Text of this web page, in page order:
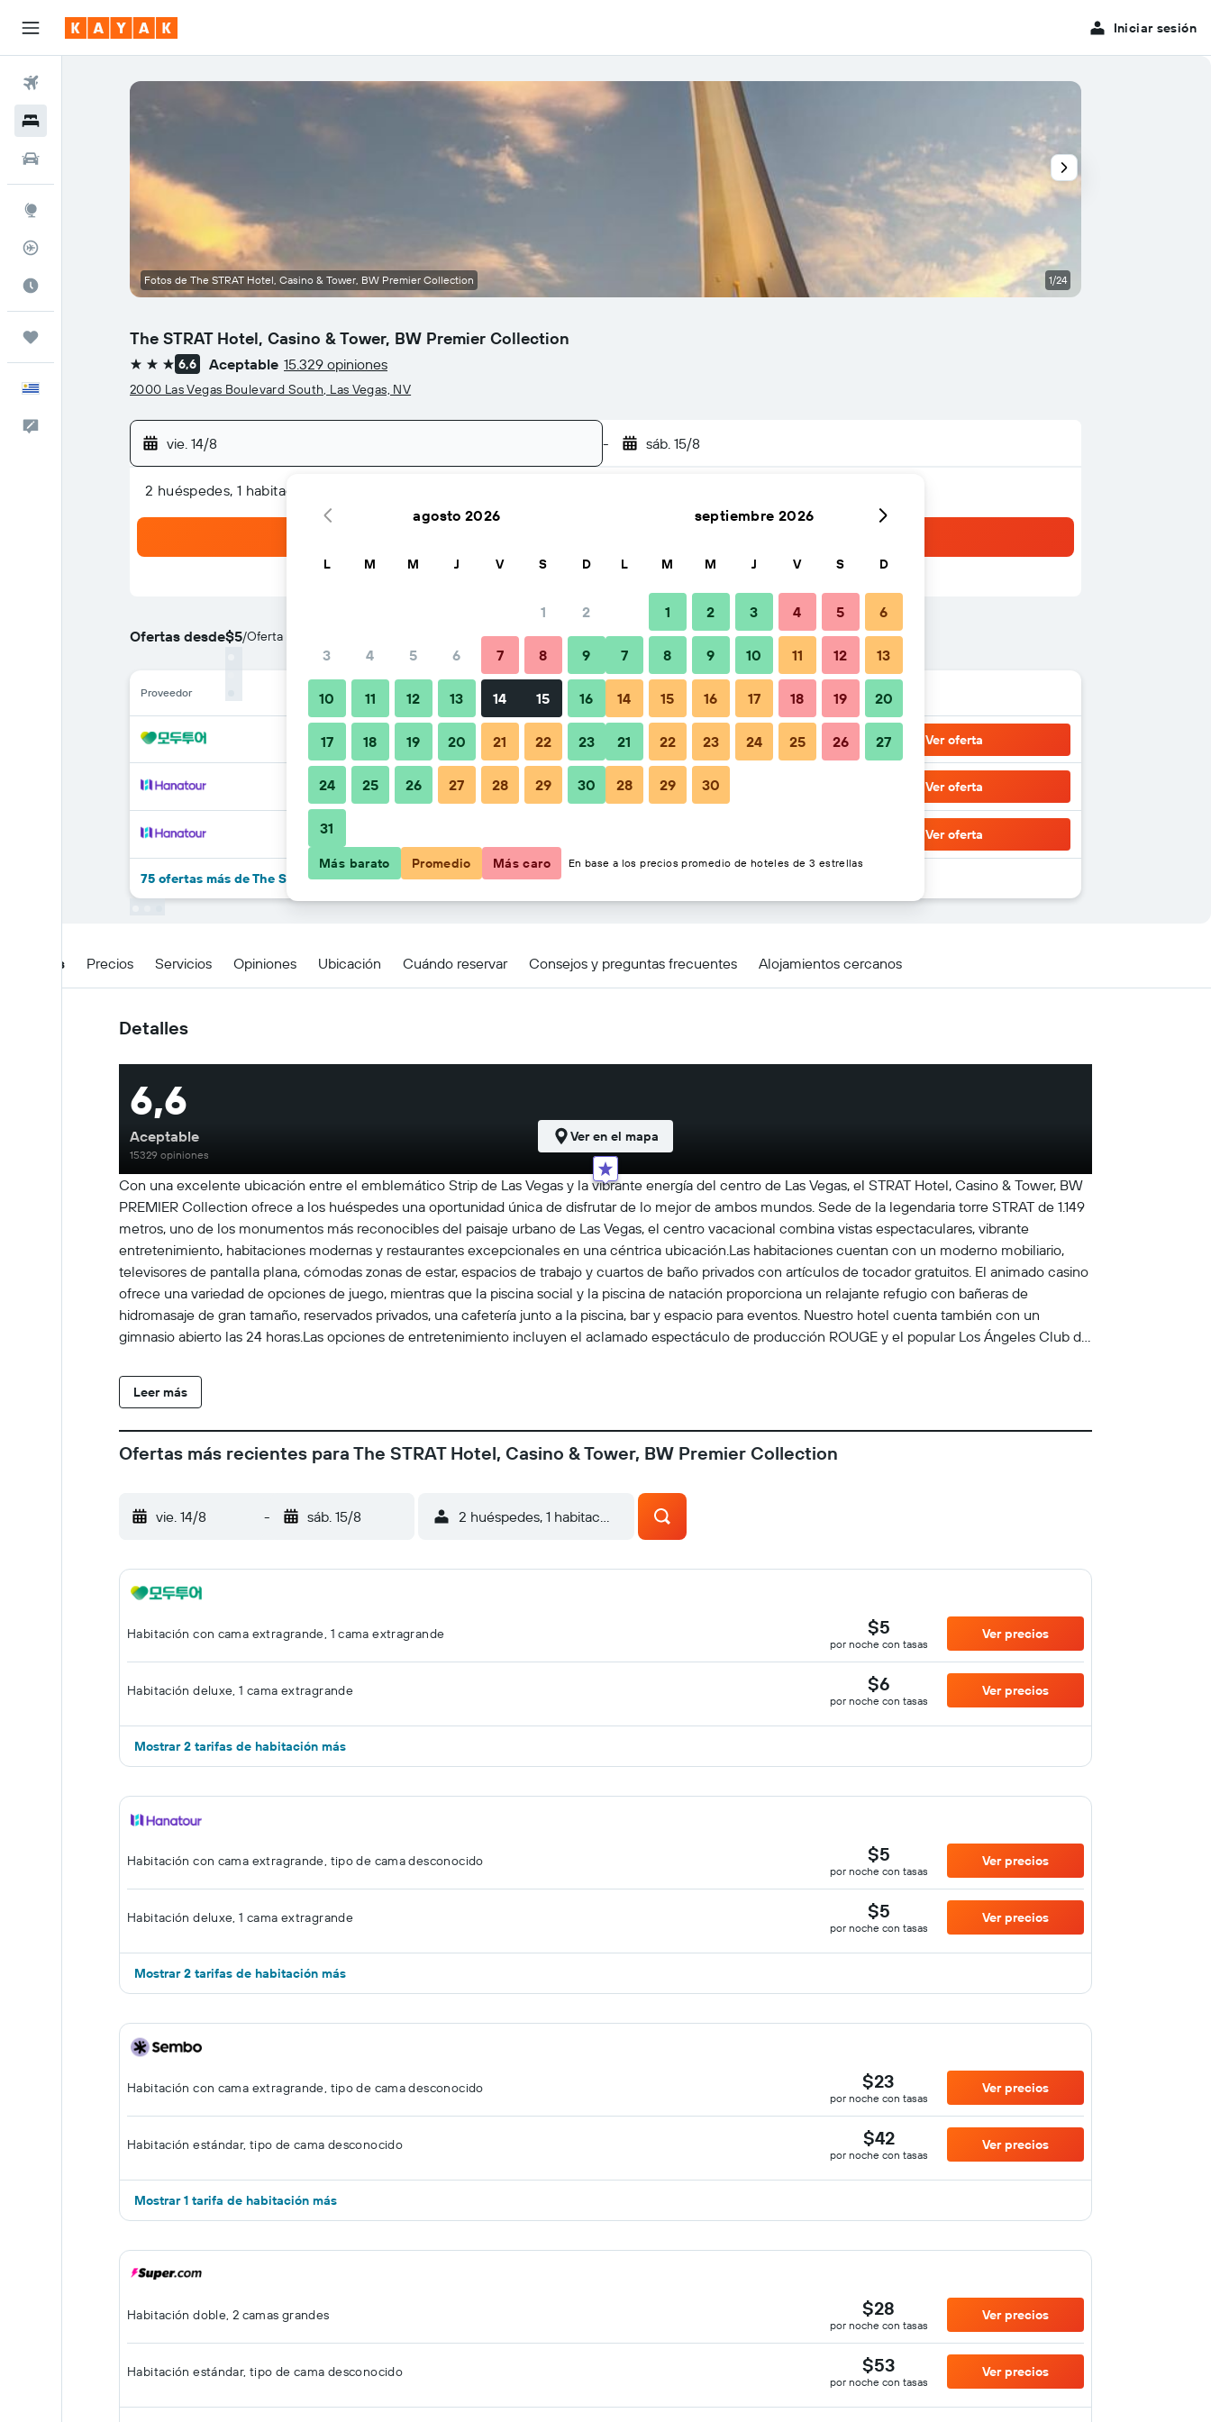
Iniciar sesión
Comentarios
The STRAT Hotel, Casino & Tower, BW Premier Collection
3 estrellas
6,6 Aceptable 15.329 opiniones
2000 Las Vegas Boulevard South, Las Vegas, NV
vie. 14/8 - sáb. 15/8
2 huéspedes, 1 habitación
Ofertas desde$5/Oferta más barata de precio por noche
Proveedor Total noche
$5 Ver oferta
$5 Ver oferta
Ver oferta
75 ofertas más de The STRAT Hotel, Casino & Tower, BW Premier Collection
Fotos de The STRAT Hotel, Casino & Tower, BW Premier Collection 1/24
Detalles Precios Servicios Opiniones Ubicación Cuándo reservar Consejos y preguntas frecuentes Alojamientos cercanos
Detalles
Con una excelente ubicación entre el emblemático Strip de Las Vegas y la vibrante energía del centro de Las Vegas, el STRAT Hotel, Casino & Tower, BW
PREMIER Collection ofrece a los huéspedes una oportunidad única de disfrutar de lo mejor de ambos mundos. Sede de la legendaria torre STRAT de 1.149
metros, uno de los monumentos más reconocibles del paisaje urbano de Las Vegas, el centro vacacional combina vistas espectaculares, vibrante
entretenimiento, habitaciones modernas y restaurantes excepcionales en una céntrica ubicación.Las habitaciones cuentan con un moderno mobiliario,
televisores de pantalla plana, cómodas zonas de estar, espacios de trabajo y cuartos de baño privados con artículos de tocador gratuitos. El animado casino
ofrece una variedad de opciones de juego, mientras que la piscina social y la piscina de natación proporciona un relajante refugio con bañeras de
hidromasaje de gran tamaño, reservados privados, una cafetería junto a la piscina, bar y espacio para eventos. Nuestro hotel cuenta también con un
gimnasio abierto las 24 horas.Las opciones de entretenimiento incluyen el aclamado espectáculo de producción ROUGE y el popular Los Ángeles Club de
vistas. Si desea disfrutar de una experiencia verdaderamente inolvidable, el Restaurante Top of the World, situado a más de 800 metros sobre la ciudad,
sirve una cocina excepcional al tiempo que completa una rotación de 360 grados que muestra impresionantes vistas del valle de Las Vegas.Junto al centro
nocturna y espacios sociales. lo que lo convierte en un destino popular tanto para grupos como para jugadores informales.Combinando arquitectura
icónica, entretenimiento de primer nivel, restaurantes variados, un animado casino y vistas inolvidables el STRAT Hotel, casino y torre ofrece una
Leer más
6,6
Aceptable
15329 opiniones
Ver en el mapa
Ofertas más recientes para The STRAT Hotel, Casino & Tower, BW Premier Collection
vie. 14/8 - sáb. 15/8 2 huéspedes, 1 habitación
Habitación con cama extragrande, 1 cama extragrande $5
por noche con tasas
Ver precios
Habitación deluxe, 1 cama extragrande $6
por noche con tasas
Ver precios
Mostrar 2 tarifas de habitación más
Habitación con cama extragrande, tipo de cama desconocido $5
por noche con tasas
Ver precios
Habitación deluxe, 1 cama extragrande $5
por noche con tasas
Ver precios
Mostrar 2 tarifas de habitación más
Habitación con cama extragrande, tipo de cama desconocido $23
por noche con tasas
Ver precios
Habitación estándar, tipo de cama desconocido $42
por noche con tasas
Ver precios
Mostrar 1 tarifa de habitación más
Habitación doble, 2 camas grandes $28
por noche con tasas
Ver precios
Habitación estándar, tipo de cama desconocido $53
por noche con tasas
Ver precios
agosto 2026
L M M J V S D
1 2
3 4 5 6 7 8 9
10 11 12 13 14 15 16
17 18 19 20 21 22 23
24 25 26 27 28 29 30
31
septiembre 2026
L M M J V S D
1 2 3 4 5 6
7 8 9 10 11 12 13
14 15 16 17 18 19 20
21 22 23 24 25 26 27
28 29 30
Más barato Promedio Más caro En base a los precios promedio de hoteles de 3 estrellas